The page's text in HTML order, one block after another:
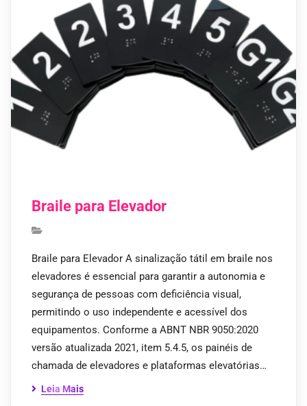
Braile para Elevador
Braile para Elevador A sinalização tátil em braile nos
elevadores é essencial para garantir a autonomia e
segurança de pessoas com deficiência visual,
permitindo o uso independente e acessível dos
equipamentos. Conforme a ABNT NBR 9050:2020
versão atualizada 2021, item 5.4.5, os painéis de
chamada de elevadores e plataformas elevatórias…
Leia Mais